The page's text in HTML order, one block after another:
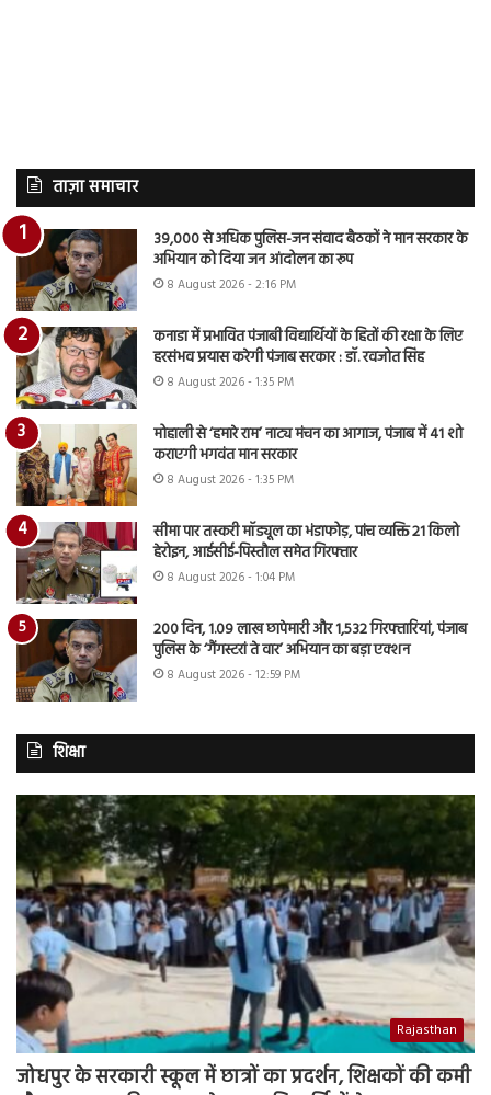
ताज़ा समाचार
39,000 से अधिक पुलिस-जन संवाद बैठकों ने मान सरकार के
अभियान को दिया जन आंदोलन का रूप
8 August 2026 - 2:16 PM
कनाडा में प्रभावित पंजाबी विद्यार्थियों के हितों की रक्षा के लिए
हरसंभव प्रयास करेगी पंजाब सरकार : डॉ. रवजोत सिंह
8 August 2026 - 1:35 PM
मोहाली से ‘हमारे राम’ नाट्य मंचन का आगाज, पंजाब में 41 शो
कराएगी भगवंत मान सरकार
8 August 2026 - 1:35 PM
सीमा पार तस्करी मॉड्यूल का भंडाफोड़, पांच व्यक्ति 21 किलो
हेरोइन, आईसीई-पिस्तौल समेत गिरफ्तार
8 August 2026 - 1:04 PM
200 दिन, 1.09 लाख छापेमारी और 1,532 गिरफ्तारियां, पंजाब
पुलिस के ‘गैंगस्टरां ते वार’ अभियान का बड़ा एक्शन
8 August 2026 - 12:59 PM
शिक्षा
Rajasthan
जोधपुर के सरकारी स्कूल में छात्रों का प्रदर्शन, शिक्षकों की कमी